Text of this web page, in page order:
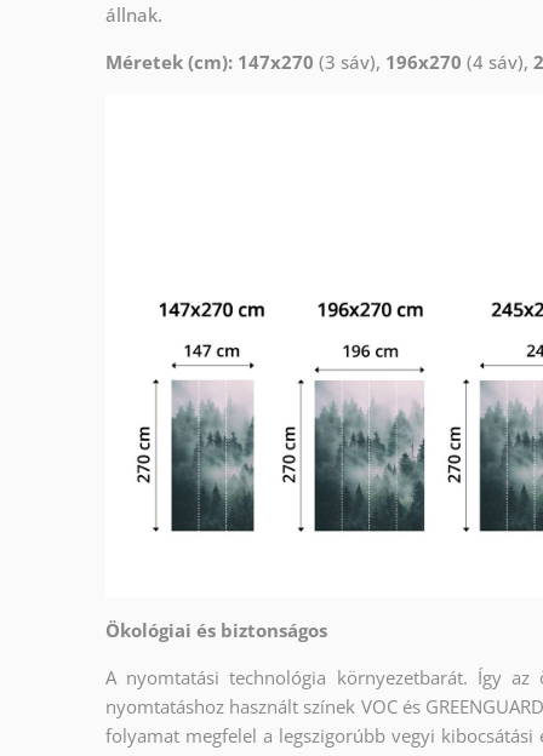
állnak.
Méretek (cm): 147x270 (3 sáv), 196x270 (4 sáv),
Ökológiai és biztonságos
A nyomtatási technológia környezetbarát. Így
nyomtatáshoz használt színek VOC és
folyamat megfelel a legszigorúbb vegyi